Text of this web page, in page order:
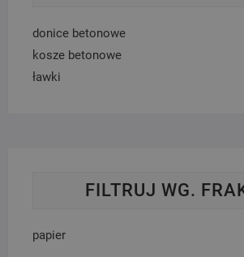
donice betonowe
kosze betonowe
ławki
FILTRUJ WG.
papier